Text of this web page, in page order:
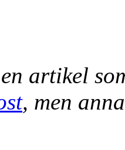
artikel
, men